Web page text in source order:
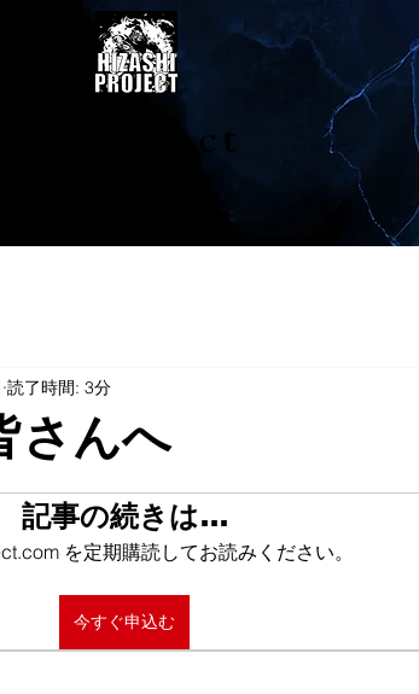
陽project
さんへ
読了時間: 3分
記事の続きは…
を定期購読してお読みください。
今すぐ申込む